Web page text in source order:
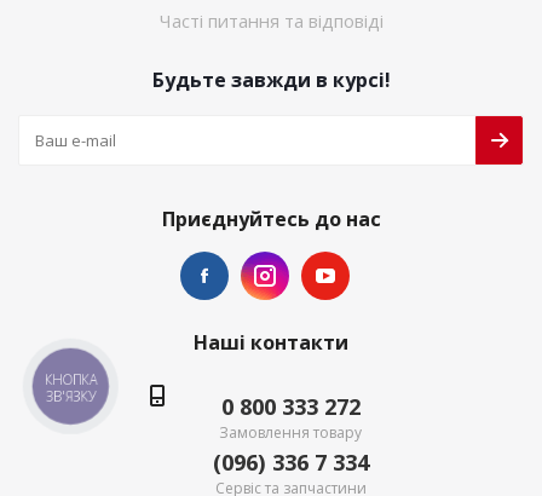
Часті питання та відповіді
Будьте завжди в курсі!
Приєднуйтесь до нас
Наші контакти
0 800 333 272
Замовлення товару
(096) 336 7 334
Сервіс та запчастини
КНОПКА
ЗВ'ЯЗКУ